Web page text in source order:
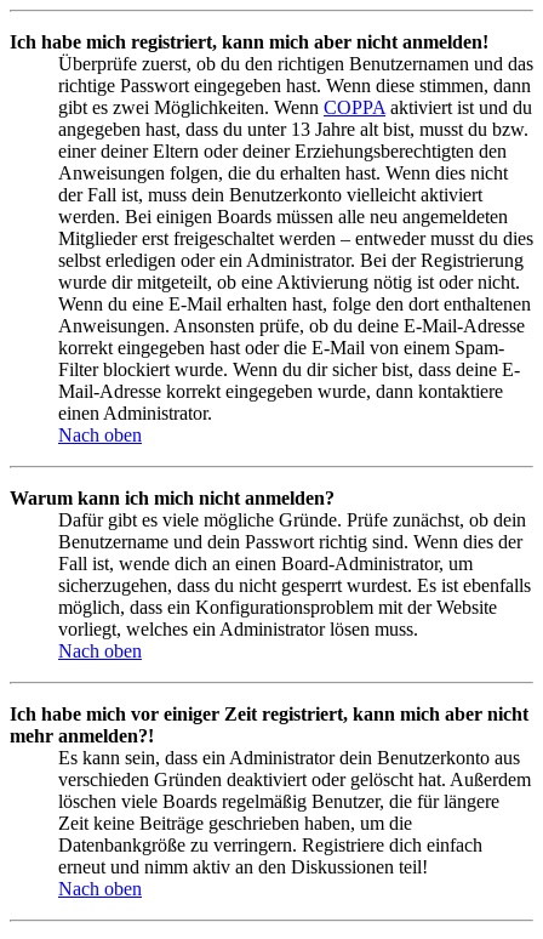
Ich habe mich registriert, kann mich aber nicht anmelden!
Überprüfe zuerst, ob du den richtigen Benutzernamen und das
richtige Passwort eingegeben hast. Wenn diese stimmen, dann
gibt es zwei Möglichkeiten. Wenn COPPA aktiviert ist und du
angegeben hast, dass du unter 13 Jahre alt bist, musst du bzw.
einer deiner Eltern oder deiner Erziehungsberechtigten den
Anweisungen folgen, die du erhalten hast. Wenn dies nicht
der Fall ist, muss dein Benutzerkonto vielleicht aktiviert
werden. Bei einigen Boards müssen alle neu angemeldeten
Mitglieder erst freigeschaltet werden – entweder musst du dies
selbst erledigen oder ein Administrator. Bei der Registrierung
wurde dir mitgeteilt, ob eine Aktivierung nötig ist oder nicht.
Wenn du eine E-Mail erhalten hast, folge den dort enthaltenen
Anweisungen. Ansonsten prüfe, ob du deine E-Mail-Adresse
korrekt eingegeben hast oder die E-Mail von einem Spam-
Filter blockiert wurde. Wenn du dir sicher bist, dass deine E-
Mail-Adresse korrekt eingegeben wurde, dann kontaktiere
einen Administrator.
Nach oben
Warum kann ich mich nicht anmelden?
Dafür gibt es viele mögliche Gründe. Prüfe zunächst, ob dein
Benutzername und dein Passwort richtig sind. Wenn dies der
Fall ist, wende dich an einen Board-Administrator, um
sicherzugehen, dass du nicht gesperrt wurdest. Es ist ebenfalls
möglich, dass ein Konfigurationsproblem mit der Website
vorliegt, welches ein Administrator lösen muss.
Nach oben
Ich habe mich vor einiger Zeit registriert, kann mich aber nicht
mehr anmelden?!
Es kann sein, dass ein Administrator dein Benutzerkonto aus
verschieden Gründen deaktiviert oder gelöscht hat. Außerdem
löschen viele Boards regelmäßig Benutzer, die für längere
Zeit keine Beiträge geschrieben haben, um die
Datenbankgröße zu verringern. Registriere dich einfach
erneut und nimm aktiv an den Diskussionen teil!
Nach oben